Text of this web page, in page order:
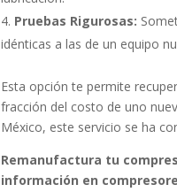
Pruebas Rigurosas:
idénticas a las de un equipo
Esta opción te permite
fracción del costo de uno
México, este servicio se ha
Remanufactura tu
información en